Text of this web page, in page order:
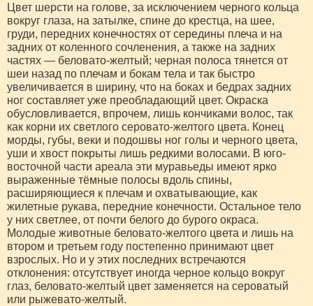
Цвет шерсти на голове, за исключением черного кольца
вокруг глаза, на затылке, спине до крестца, на шее,
груди, передних конечностях от середины плеча и на
задних от коленного сочленения, а также на задних
частях — беловато-желтый; черная полоса тянется от
шеи назад по плечам и бокам тела и так быстро
увеличивается в ширину, что на боках и бедрах задних
ног составляет уже преобладающий цвет. Окраска
обусловливается, впрочем, лишь кончиками волос, так
как корни их светлого серовато-желтого цвета. Конец
морды, губы, веки и подошвы ног голы и черного цвета,
уши и хвост покрыты лишь редкими волосами. В юго-
восточной части ареала эти муравьеды имеют ярко
выраженные тёмные полосы вдоль спины,
расширяющиеся к плечам и охватывающие, как
жилетные рукава, передние конечности. Остальное тело
у них светлее, от почти белого до бурого окраса.
Молодые животные беловато-желтого цвета и лишь на
втором и третьем году постепенно принимают цвет
взрослых. Но и у этих последних встречаются
отклонения: отсутствует иногда черное кольцо вокруг
глаз, беловато-желтый цвет заменяется на сероватый
или рыжевато-желтый.